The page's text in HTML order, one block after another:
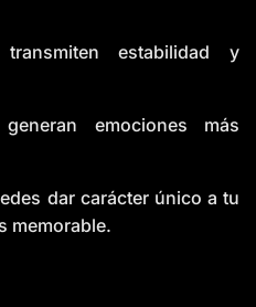
estabilidad y
emociones más
dar carácter único a tu
memorable.